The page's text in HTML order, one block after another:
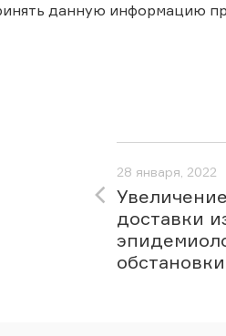
данную информацию
28 января, 2022
доставки
обстановки